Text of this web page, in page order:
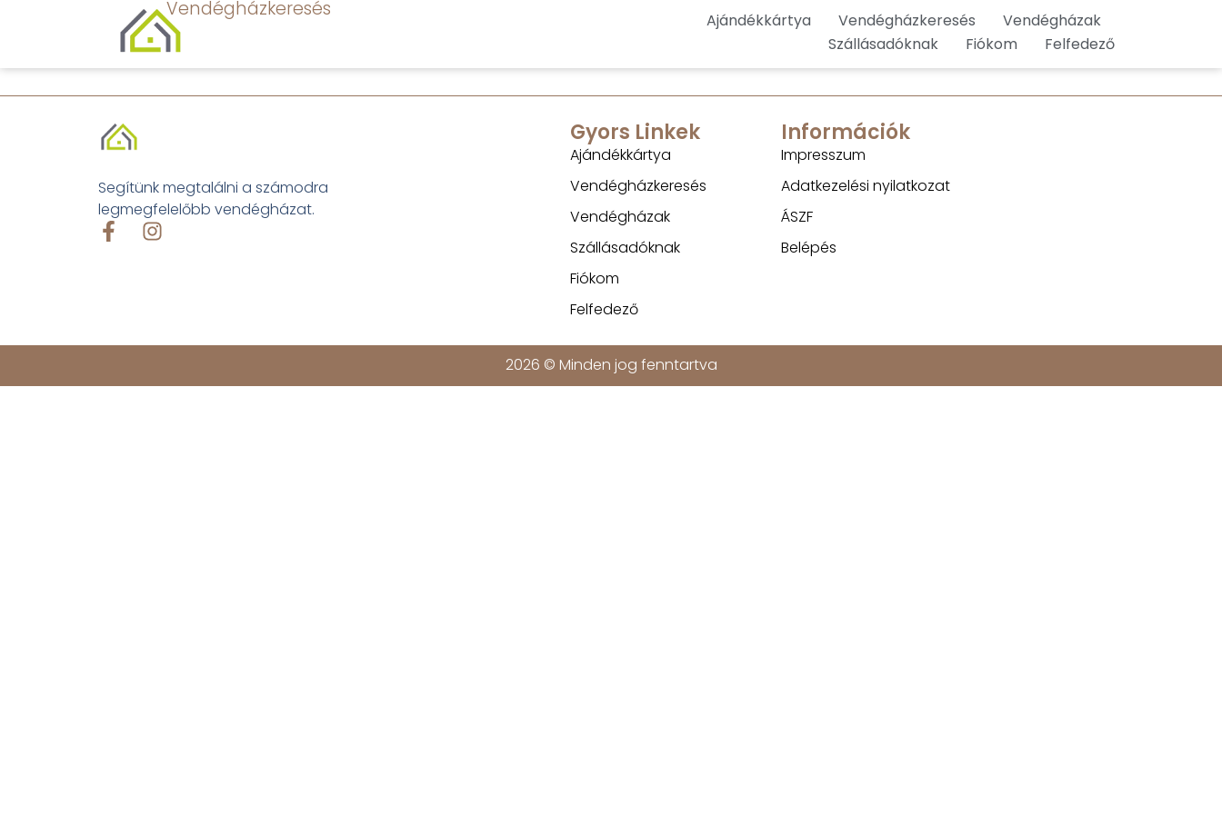
Vendégházkeresés Ajándékkártya Vendégházkeresés
Vendégházak
Szállásadóknak
Fiókom Felfedező
Segítünk megtalálni a számodra
legmegfelelőbb vendégházat.
Gyors Linkek
Ajándékkártya
Vendégházkeresés
Vendégházak
Szállásadóknak
Fiókom
Felfedező
Információk
Impresszum
Adatkezelési nyilatkozat
ÁSZF
Belépés
2026 © Minden jog fenntartva